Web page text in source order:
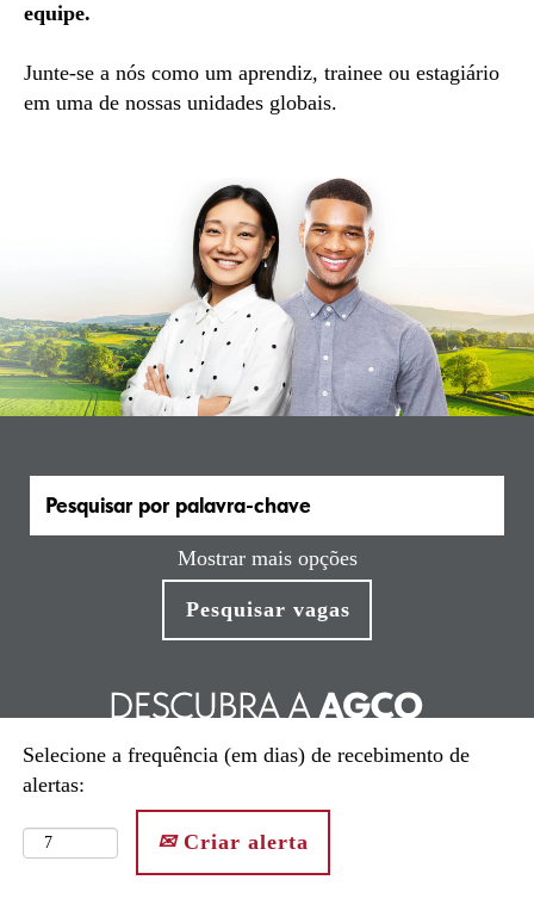
equipe.
Junte-se a nós como um aprendiz, trainee ou estagiário
em uma de nossas unidades globais.
Mostrar mais opções
Selecione a frequência (em dias) de recebimento de
alertas:
Criar alerta